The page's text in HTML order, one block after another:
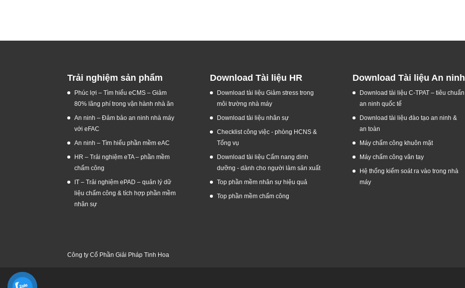
Trải nghiệm sản phẩm
Phúc lợi – Tìm hiểu eCMS – Giảm
80% lãng phí trong vận hành nhà ăn
An ninh – Đảm bảo an ninh nhà máy
với eFAC
An ninh – Tìm hiểu phần mềm eAC
HR – Trải nghiệm eTA – phần mềm
chấm công
IT – Trải nghiệm ePAD – quản lý dữ
liệu chấm công & tích hợp phần mềm
nhân sự
Download Tài liệu HR
Download tài liệu Giảm stress trong
môi trường nhà máy
Download tài liệu nhân sự
Checklist công việc - phòng HCNS &
Tổng vụ
Download tài liệu Cẩm nang dinh
dưỡng - dành cho người làm sản xuất
Top phần mềm nhân sự hiệu quả
Top phần mềm chấm công
Download Tài liệu An ninh
Download tài liệu C-TPAT – tiêu chuẩn
an ninh quốc tế
Download tài liệu đào tạo an ninh &
an toàn
Máy chấm công khuôn mặt
Máy chấm công vân tay
Hệ thống kiểm soát ra vào trong nhà
máy
Công ty Cổ Phần Giải Pháp Tinh Hoa